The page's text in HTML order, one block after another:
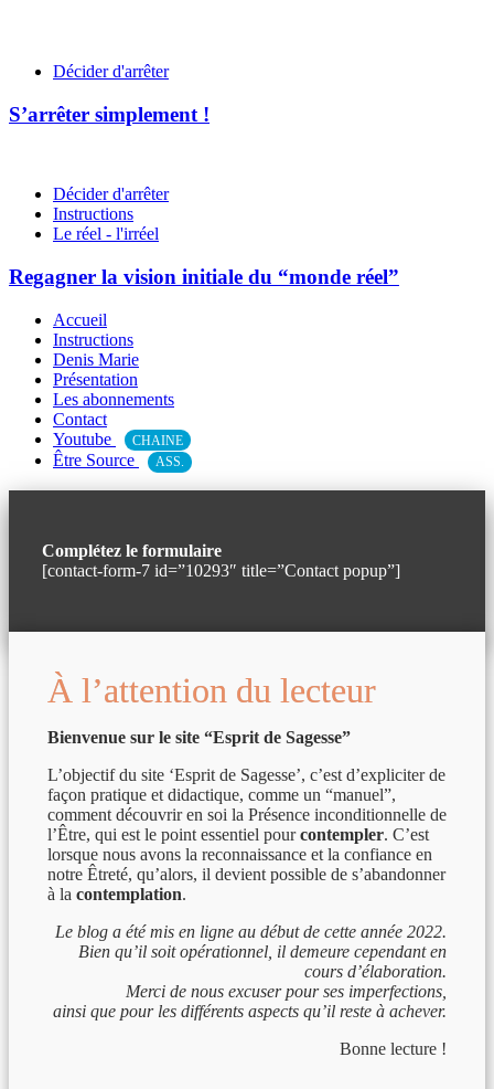
Décider d'arrêter
S’arrêter simplement !
Décider d'arrêter
Instructions
Le réel - l'irréel
Regagner la vision initiale du “monde réel”
Accueil
Instructions
Denis Marie
Présentation
Les abonnements
Contact
Youtube
CHAINE
Être Source ASS.
Complétez le formulaire
[contact-form-7 id=”10293″ title=”Contact popup”]
À l’attention du lecteur
Bienvenue sur le site “Esprit de Sagesse”
L’objectif du site ‘Esprit de Sagesse’, c’est d’expliciter de
façon pratique et didactique, comme un “manuel”,
comment découvrir en soi la Présence inconditionnelle de
l’Être, qui est le point essentiel pourcontempler. C’est
lorsque nous avons la reconnaissance et la confiance en
notre Êtreté, qu’alors, il devient possible de s’abandonner
à la contemplation.
Le blog a été mis en ligne au début de cette année 2022.
Bien qu’il soit opérationnel, il demeure cependant en
cours d’élaboration.
Merci de nous excuser pour ses imperfections,
ainsi que pour les différents aspects qu’il reste à achever.
Bonne lecture !